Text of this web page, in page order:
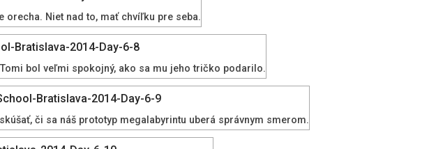
orecha. Niet nad to, mať chvíľku pre seba.
bol veľmi spokojný, ako sa mu jeho tričko podarilo.
či sa náš prototyp megalabyrintu uberá správnym smerom.